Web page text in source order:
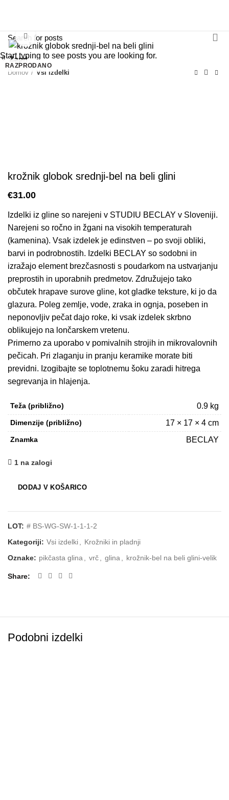
Povečaj
Domov Vsi izdelki
krožnik globok srednji-bel na beli glini
€31.00
Izdelki iz gline so narejeni v STUDIU BECLAY v Sloveniji.
Narejeni so ročno in žgani na visokih temperaturah
(kamenina). Vsak izdelek je edinstven – po svoji obliki,
barvi in podrobnostih. Izdelki BECLAY so sodobni in
izražajo element brezčasnosti s poudarkom na ustvarjanju
preprostih in uporabnih predmetov. Združujejo tako
občutek hrapave surove gline, kot gladke teksture, ki jo da
glazura. Poleg zemlje, vode, zraka in ognja, poseben in
neponovljiv pečat dajo roke, ki vsak izdelek skrbno
oblikujejo na lončarskem vretenu.
Primerno za uporabo v pomivalnih strojih in mikrovalovnih
pečicah. Pri zlaganju in pranju keramike morate biti
previdni. Izogibajte se toplotnemu šoku zaradi hitrega
segrevanja in hlajenja.
Teža (približno) 0.9 kg
Dimenzije (približno) 17 × 17 × 4 cm
Znamka BECLAY
1 na zalogi
DODAJ V KOŠARICO
LOT: # BS-WG-SW-1-1-1-2
Kategoriji: Vsi izdelki, Krožniki in pladnji
Oznake: pikčasta glina, vrč, glina, krožnik-bel na beli glini-velik
Share
Podobni izdelki
Zapri
Zapri
Zapri
Zapri
Zapri
Zapri
Zapri
RAZPRODANO
Zapri
Start typing to see posts you are looking for.